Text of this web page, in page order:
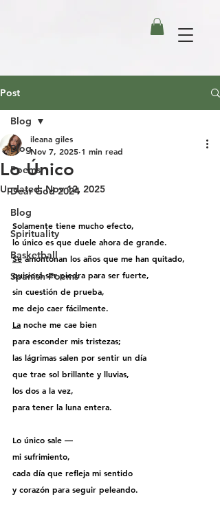
Post
Blog
Poems
Dear God 2024
Blog
Spirituality
Basketball
Spanish Poems
Blog
Lo Único
ileana giles
Nov 7, 2025 1 min read
Updated:Nov 12, 2025
Solamente tiene mucho efecto,
lo único es que duele ahora de grande.
Se amontonan los años que me han quitado,
quisiera ser piedra para ser fuerte,
sin cuestión de prueba,
me dejo caer fácilmente.
La noche me cae bien
para esconder mis tristezas;
las lágrimas salen por sentir un día
que trae sol brillante y lluvias,
los dos a la vez,
para tener la luna entera.
Lo único sale —
mi sufrimiento,
cada día que refleja mi sentido
y corazón para seguir peleando.